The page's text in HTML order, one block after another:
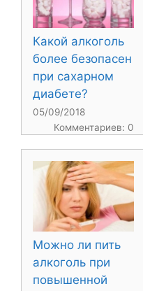
Какой алкоголь
более безопасен
при сахарном
диабете?
05/09/2018
Комментариев: 0
Можно ли пить
алкоголь при
повышенной